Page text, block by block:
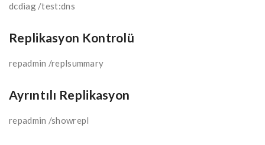
dcdiag /test:dns
Replikasyon Kontrolü
repadmin /replsummary
Ayrıntılı Replikasyon
repadmin /showrepl